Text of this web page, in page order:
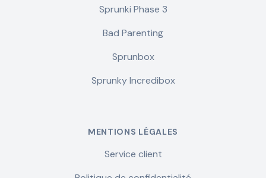
Sprunki Phase 3
Bad Parenting
Sprunbox
Sprunky Incredibox
MENTIONS LÉGALES
Service client